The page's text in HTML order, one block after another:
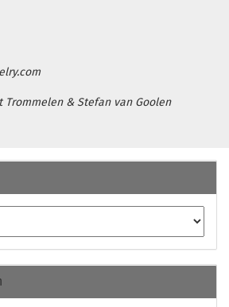
Trommelen & Stefan van Goolen